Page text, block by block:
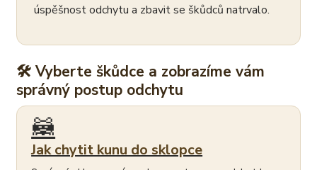
úspěšnost odchytu a zbavit se škůdců natrvalo.
🛠 Vyberte škůdce a zobrazíme vám
správný postup odchytu
🦝
Jak chytit kunu do sklopce